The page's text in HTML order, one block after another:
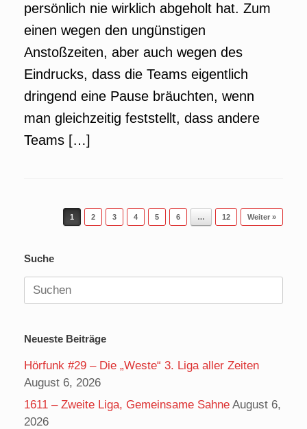
persönlich nie wirklich abgeholt hat. Zum
einen wegen den ungünstigen
Anstoßzeiten, aber auch wegen des
Eindrucks, dass die Teams eigentlich
dringend eine Pause bräuchten, wenn
man gleichzeitig feststellt, dass andere
Teams […]
Beitragsnavigation
1 2 3 4 5 6 … 12 Weiter »
Suche
Suchen
nach:
Neueste Beiträge
Hörfunk #29 – Die „Weste“ 3. Liga aller Zeiten
August 6, 2026
1611 – Zweite Liga, Gemeinsame Sahne August 6,
2026